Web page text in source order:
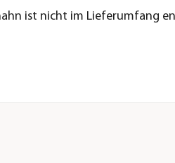
ist nicht im Lieferumfang